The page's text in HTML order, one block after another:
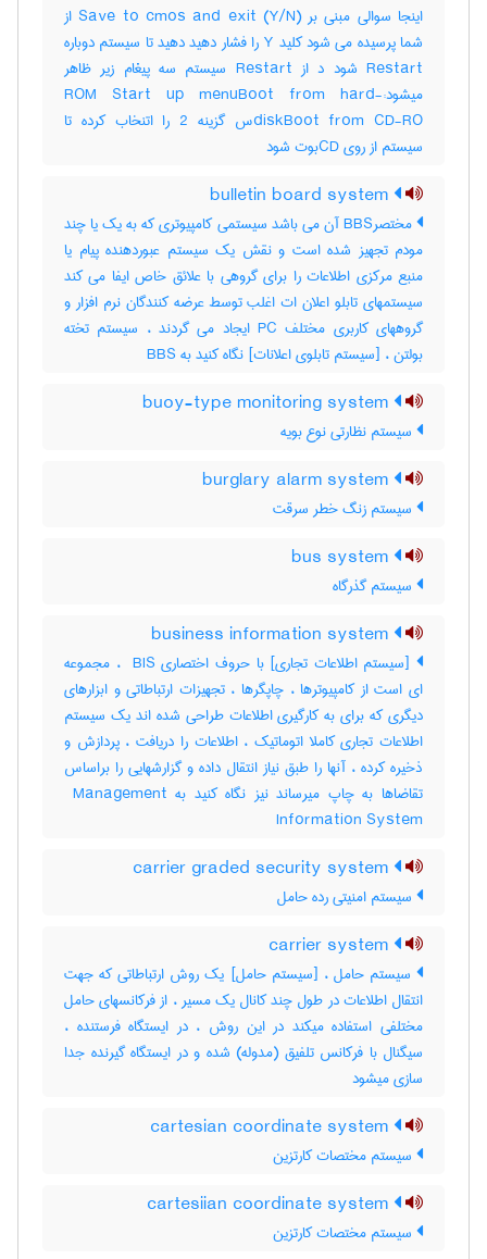
اینجا سوالی مبنی بر (Save to cmos and exit (Y/N از
شما پرسیده می شود کلید Y را فشار دهید دهید تا سیستم دوباره
Restart شود د از Restart سیستم سه پیغام زیر ظاهر
میشود:-ROM Start up menuBoot from hard
diskBoot from CD-ROس گزینه 2 را اتنخاب کرده تا
سیستم از روی CDبوت شود
مختصرBBS آن می باشد سیستمی کامپیوتری که به یک یا چند
مودم تجهیز شده است و نقش یک سیستم عبوردهنده پیام یا
منبع مرکزی اطلاعات را برای گروهی با علائق خاص ایفا می کند
سیستمهای تابلو اعلان ات اغلب توسط عرضه کنندگان نرم افزار و
گروههای کاربری مختلف PC ایجاد می گردند ، سیستم تخته
بولتن ، [سیستم تابلوی اعلانات] نگاه کنید به ‎ BBS
سیستم نظارتی نوع بویه
سیستم زنگ خطر سرقت
سیستم گذرگاه
[سیستم اطلاعات تجاری] با حروف اختصاری ‎ BIS ، مجموعه
ای است از کامپیوترها ، چاپگرها ، تجهیزات ارتباطاتی و ابزارهای
دیگری که برای به کارگیری اطلاعات طراحی شده اند یک سیستم
اطلاعات تجاری کاملا اتوماتیک ، اطلاعات را دریافت ، پردازش و
ذخیره کرده ، آنها را طبق نیاز انتقال داده و گزارشهایی را براساس
تقاضاها به چاپ میرساند نیز نگاه کنید به ‎ Management
Information System
سیستم امنیتی رده حامل
سیستم حامل ، [سیستم حامل] یک روش ارتباطاتی که جهت
انتقال اطلاعات در طول چند کانال یک مسیر ، از فرکانسهای حامل
مختلفی استفاده میکند در این روش ، در ایستگاه فرستنده ،
سیگنال با فرکانس تلفیق (مدوله) شده و در ایستگاه گیرنده جدا
سازی میشود
سیستم مختصات کارتزین
سیستم مختصات کارتزین